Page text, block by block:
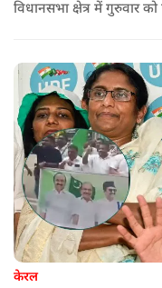
विधानसभा क्षेत्र में गुरुवार
केरल